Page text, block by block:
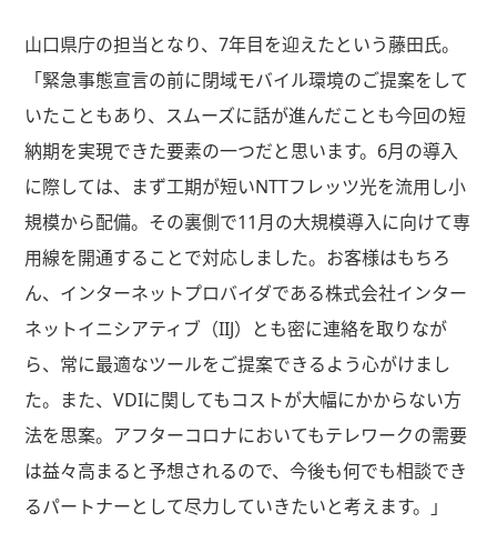
山口県庁の担当となり、7年目を迎えたという藤田氏。
「緊急事態宣言の前に閉域モバイル環境のご提案をして
いたこともあり、スムーズに話が進んだことも今回の短
納期を実現できた要素の一つだと思います。6月の導入
に際しては、まず工期が短いNTTフレッツ光を流用し小
規模から配備。その裏側で11月の大規模導入に向けて専
用線を開通することで対応しました。お客様はもちろ
ん、インターネットプロバイダである株式会社インター
ネットイニシアティブ（IIJ）とも密に連絡を取りなが
ら、常に最適なツールをご提案できるよう心がけまし
た。また、VDIに関してもコストが大幅にかからない方
法を思案。アフターコロナにおいてもテレワークの需要
は益々高まると予想されるので、今後も何でも相談でき
るパートナーとして尽力していきたいと考えます。」